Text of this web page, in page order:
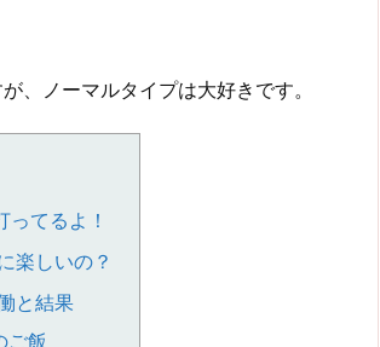
、ノーマルタイプは大好きです。
ってるよ！
楽しいの？
と結果
ご飯